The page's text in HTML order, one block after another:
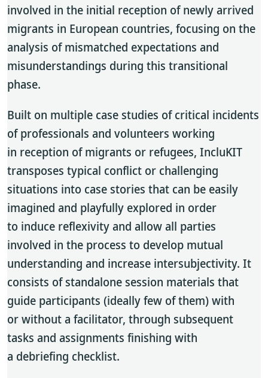
involved in the initial reception of newly arrived
migrants in European countries, focusing on the
analysis of mismatched expectations and
misunderstandings during this transitional
phase.
Built on multiple case studies of critical incidents
of professionals and volunteers working
in reception of migrants or refugees, IncluKIT
transposes typical conflict or challenging
situations into case stories that can be easily
imagined and playfully explored in order
to induce reflexivity and allow all parties
involved in the process to develop mutual
understanding and increase intersubjectivity. It
consists of standalone session materials that
guide participants (ideally few of them) with
or without a facilitator, through subsequent
tasks and assignments finishing with
a debriefing checklist.